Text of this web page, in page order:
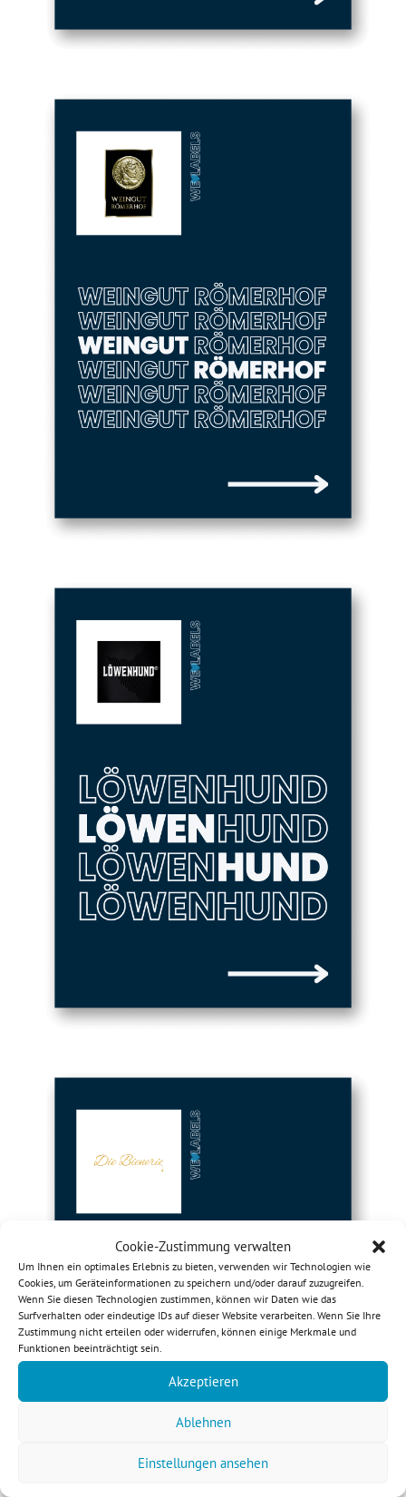
Cookie-Zustimmung verwalten
Um Ihnen ein optimales Erlebnis zu bieten, verwenden wir Technologien wie
Cookies, um Geräteinformationen zu speichern und/oder darauf zuzugreifen.
Wenn Sie diesen Technologien zustimmen, können wir Daten wie das
Surfverhalten oder eindeutige IDs auf dieser Website verarbeiten. Wenn Sie Ihre
Zustimmung nicht erteilen oder widerrufen, können einige Merkmale und
Funktionen beeinträchtigt sein.
Akzeptieren
Ablehnen
Einstellungen ansehen